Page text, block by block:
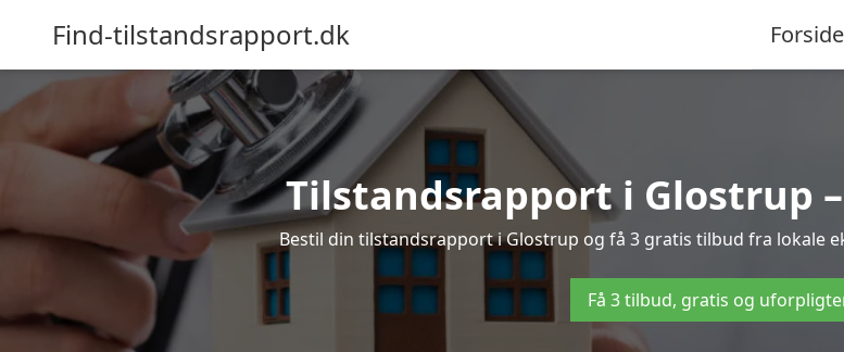
Find-tilstandsrapport.dk Forside
Tilstandsrapport i Glostrup
Bestil din tilstandsrapport i Glostrup og få 3 gratis tilbud fra lokale
Få 3 tilbud, gratis og